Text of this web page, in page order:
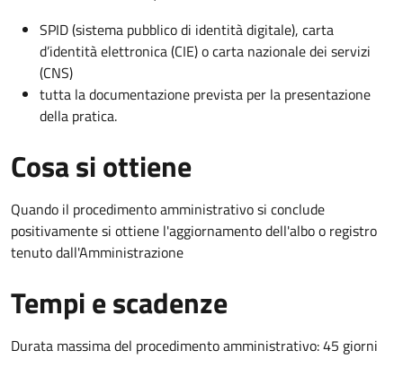
SPID (sistema pubblico di identità digitale), carta
d’identità elettronica (CIE) o carta nazionale dei servizi
(CNS)
tutta la documentazione prevista per la presentazione
della pratica.
Cosa si ottiene
Quando il procedimento amministrativo si conclude
positivamente si ottiene l'aggiornamento dell'albo o registro
tenuto dall'Amministrazione
Tempi e scadenze
Durata massima del procedimento amministrativo: 45 giorni